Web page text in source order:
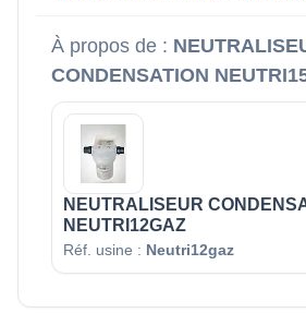
À propos de :
CONDENSATION
NEUTRALISEUR
NEUTRI12GAZ
Réf. usine : Neutri12gaz